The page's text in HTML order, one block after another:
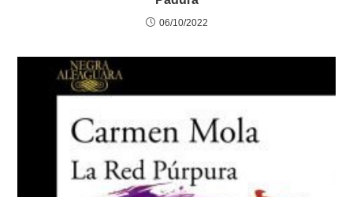
06/10/2022